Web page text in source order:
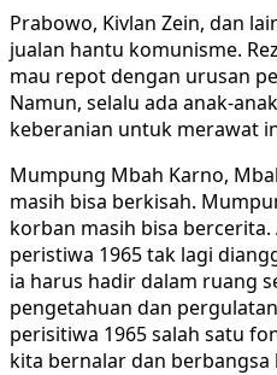
Prabowo, Kivlan Zein, dan
jualan hantu komunisme.
mau repot dengan urusan
Namun, selalu ada anak-
keberanian untuk merawat
Mumpung Mbah Karno,
masih bisa berkisah.
korban masih bisa
peristiwa 1965 tak lagi
ia harus hadir dalam ruang
pengetahuan dan
perisitiwa 1965 salah satu
kita bernalar dan berbangsa